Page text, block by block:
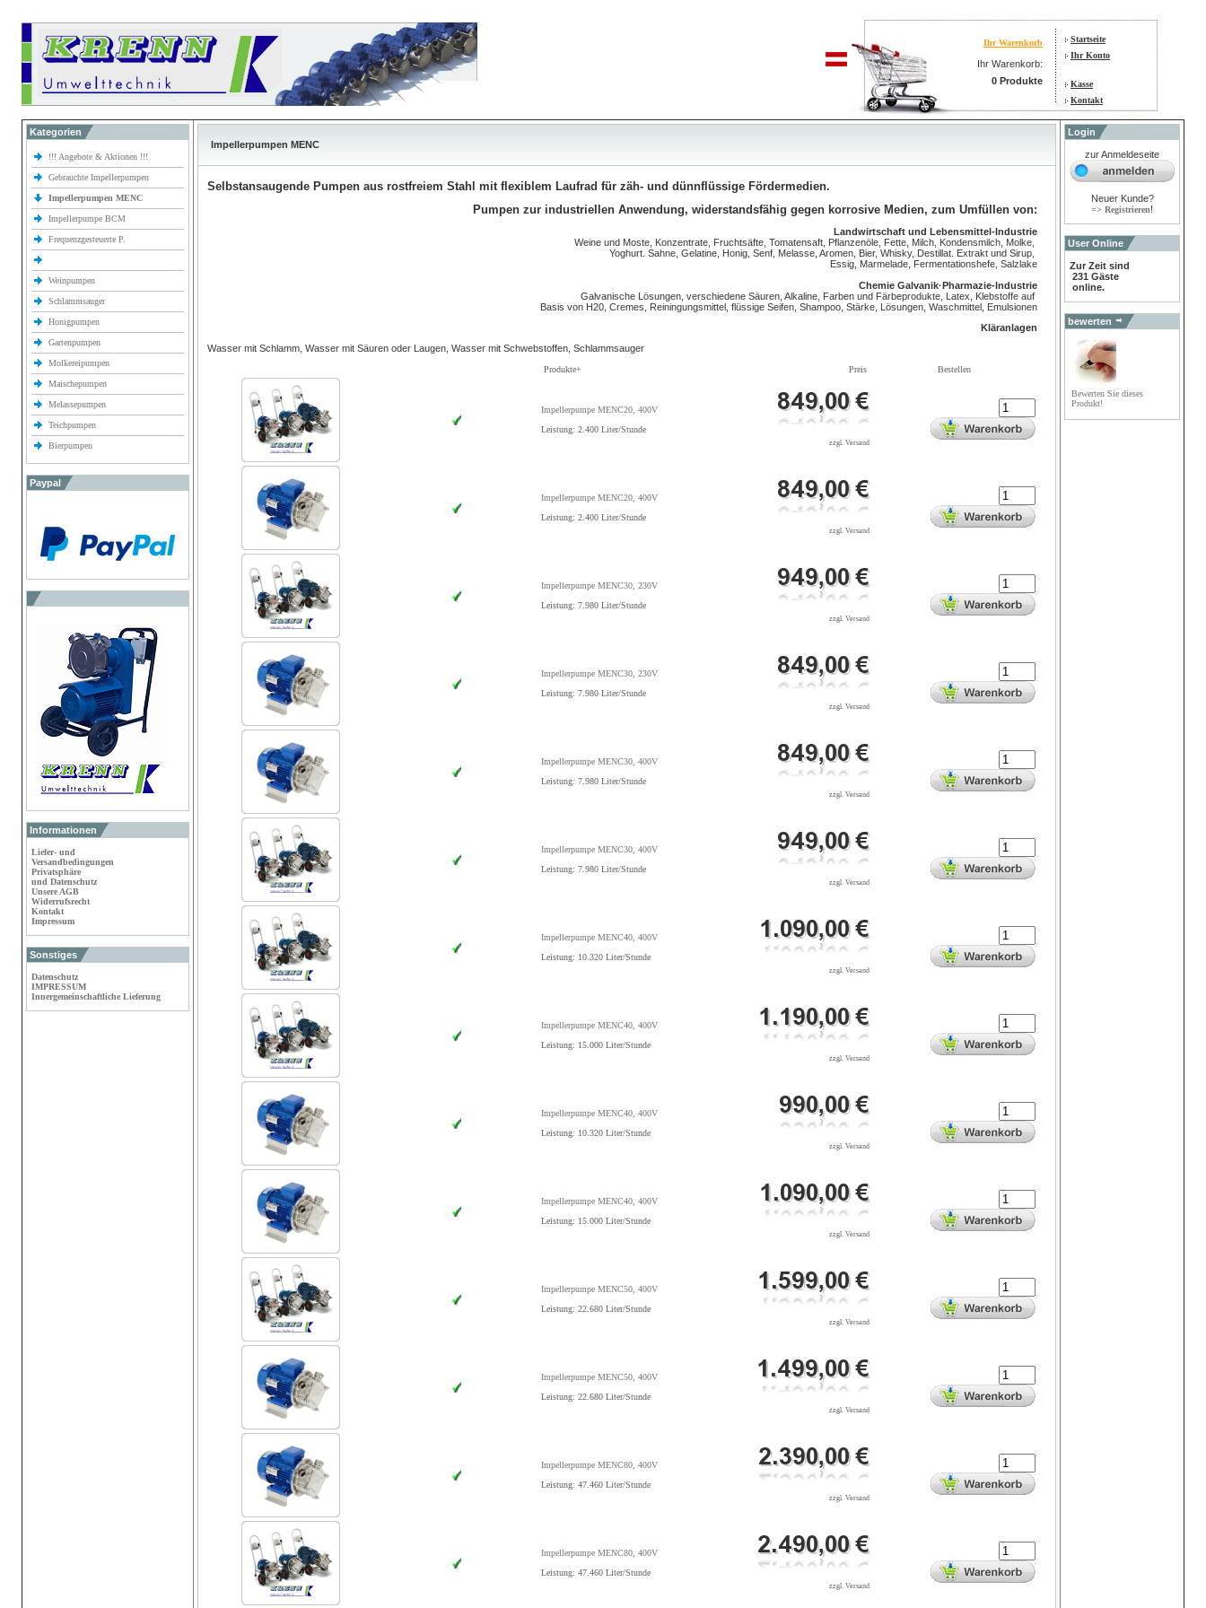
Ihr Warenkorb
Ihr Warenkorb:
0 Produkte
Startseite
Ihr Konto
Kasse
Kontakt
Kategorien
!!! Angebote & Aktionen !!!
Gebrauchte Impellerpumpen
Impellerpumpen MENC
Impellerpumpe BCM
Frequenzgesteuerte P.
Weinpumpen
Schlammsauger
Honigpumpen
Gartenpumpen
Molkereipumpen
Maischepumpen
Melassepumpen
Teichpumpen
Bierpumpen
Paypal
Informationen
Liefer- und
Versandbedingungen
Privatsphäre
und Datenschutz
Unsere AGB
Widerrufsrecht
Kontakt
Impressum
Sonstiges
Datenschutz
IMPRESSUM
Innergemeinschaftliche Lieferung
Impellerpumpen MENC
Selbstansaugende Pumpen aus rostfreiem Stahl mit flexiblem Laufrad für zäh- und dünnflüssige Fördermedien.
Pumpen zur industriellen Anwendung, widerstandsfähig gegen korrosive Medien, zum Umfüllen von:
Landwirtschaft und Lebensmittel-Industrie
Weine und Moste, Konzentrate, Fruchtsäfte, Tomatensaft, Pflanzenöle, Fette, Milch, Kondensmilch, Molke,
Yoghurt. Sahne, Gelatine, Honig, Senf, Melasse, Aromen, Bier, Whisky, Destillat. Extrakt und Sirup,
Essig, Marmelade, Fermentationshefe, Salzlake
Chemie Galvanik·Pharmazie-lndustrie
Galvanische Lösungen, verschiedene Säuren, Alkaline, Farben und Färbeprodukte, Latex, Klebstoffe auf
Basis von H20, Cremes, Reiningungsmittel, flüssige Seifen, Shampoo, Stärke, Lösungen, Waschmittel, Emulsionen
Kläranlagen
Wasser mit Schlamm, Wasser mit Säuren oder Laugen, Wasser mit Schwebstoffen, Schlammsauger
Produkte+ Preis Bestellen
Impellerpumpe MENC20, 400V
Leistung: 2.400 Liter/Stunde
zzgl. Versand
Impellerpumpe MENC20, 400V
Leistung: 2.400 Liter/Stunde
zzgl. Versand
Impellerpumpe MENC30, 230V
Leistung: 7.980 Liter/Stunde
zzgl. Versand
Impellerpumpe MENC30, 230V
Leistung: 7.980 Liter/Stunde
zzgl. Versand
Impellerpumpe MENC30, 400V
Leistung: 7.980 Liter/Stunde
zzgl. Versand
Impellerpumpe MENC30, 400V
Leistung: 7.980 Liter/Stunde
zzgl. Versand
Impellerpumpe MENC40, 400V
Leistung: 10.320 Liter/Stunde
zzgl. Versand
Impellerpumpe MENC40, 400V
Leistung: 15.000 Liter/Stunde
zzgl. Versand
Impellerpumpe MENC40, 400V
Leistung: 10.320 Liter/Stunde
zzgl. Versand
Impellerpumpe MENC40, 400V
Leistung: 15.000 Liter/Stunde
zzgl. Versand
Impellerpumpe MENC50, 400V
Leistung: 22.680 Liter/Stunde
zzgl. Versand
Impellerpumpe MENC50, 400V
Leistung: 22.680 Liter/Stunde
zzgl. Versand
Impellerpumpe MENC80, 400V
Leistung: 47.460 Liter/Stunde
zzgl. Versand
Impellerpumpe MENC80, 400V
Leistung: 47.460 Liter/Stunde
zzgl. Versand
Login
zur Anmeldeseite
Neuer Kunde?
=> Registrieren!
User Online
Zur Zeit sind
231 Gäste
online.
bewerten
Bewerten Sie dieses
Produkt!